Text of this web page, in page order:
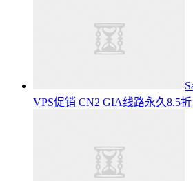
VPS促销 CN2 GIA线路永久8.5折